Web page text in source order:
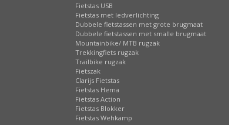
Fietstas USB
Fietstas met ledverlichting
Dubbele fietstassen met grote brugmaat
Dubbele fietstassen met smalle brugmaat
Mountainbike/ MTB rugzak
Trekkingfiets rugzak
Trailbike rugzak
Fietszak
Clarijs Fietstas
Fietstas Hema
Fietstas Action
Fietstas Blokker
Fietstas Wehkamp